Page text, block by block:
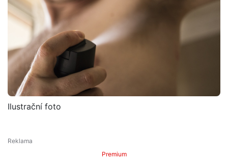
Ilustrační foto
Premium